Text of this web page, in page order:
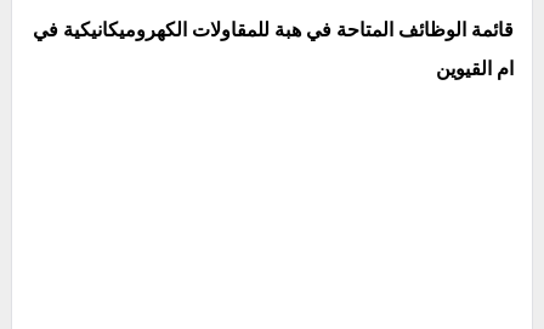
قائمة الوظائف المتاحة في هبة للمقاولات الكهروميكانيكية في
ام القيوين